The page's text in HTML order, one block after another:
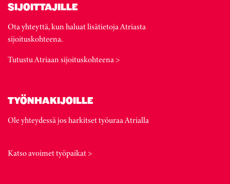
SIJOITTAJILLE
Ota yhteyttä, kun haluat lisätietoja Atriasta
sijoituskohteena.
Tutustu Atriaan sijoituskohteena >
TYÖNHAKIJOILLE
Ole yhteydessä jos harkitset työuraa Atrialla
Katso avoimet työpaikat >